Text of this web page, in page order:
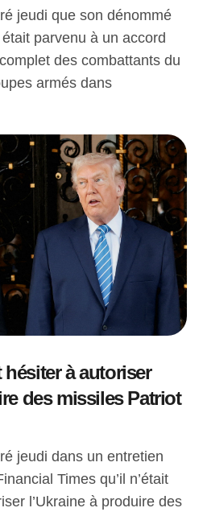
jeudi que son dénommé
parvenu à un accord
des combattants du
armés dans
à autoriser
des missiles Patriot
jeudi dans un entretien
Times qu’il n’était
l’Ukraine à produire des